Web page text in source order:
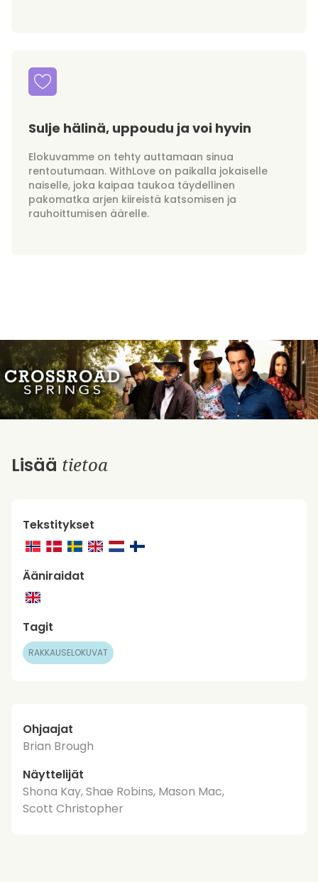
Sulje hälinä, uppoudu ja voi hyvin
Elokuvamme on tehty auttamaan sinua
rentoutumaan. WithLove on paikalla jokaiselle
naiselle, joka kaipaa taukoa täydellinen
pakomatka arjen kiireistä katsomisen ja
rauhoittumisen äärelle.
Lisää tietoa
Tekstitykset
Ääniraidat
Tagit
RAKKAUSELOKUVAT
Ohjaajat
Brian Brough
Näyttelijät
Shona Kay, Shae Robins, Mason Mac,
Scott Christopher